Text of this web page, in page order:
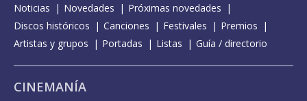
Noticias Novedades
Próximas novedades
Discos históricos
Canciones Festivales
Premios
Artistas y grupos
Portadas Listas Guía / directorio
CINEMANÍA